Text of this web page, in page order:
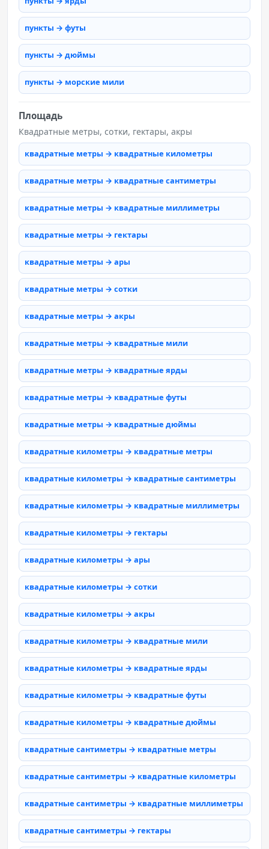
пункты → футы
пункты → дюймы
пункты → морские мили
Площадь
Квадратные метры, сотки, гектары, акры
квадратные метры → квадратные километры
квадратные метры → квадратные сантиметры
квадратные метры → квадратные миллиметры
квадратные метры → гектары
квадратные метры → ары
квадратные метры → сотки
квадратные метры → акры
квадратные метры → квадратные мили
квадратные метры → квадратные ярды
квадратные метры → квадратные футы
квадратные метры → квадратные дюймы
квадратные километры → квадратные метры
квадратные километры → квадратные сантиметры
квадратные километры → квадратные миллиметры
квадратные километры → гектары
квадратные километры → ары
квадратные километры → сотки
квадратные километры → акры
квадратные километры → квадратные мили
квадратные километры → квадратные ярды
квадратные километры → квадратные футы
квадратные километры → квадратные дюймы
квадратные сантиметры → квадратные метры
квадратные сантиметры → квадратные километры
квадратные сантиметры → квадратные миллиметры
квадратные сантиметры → гектары